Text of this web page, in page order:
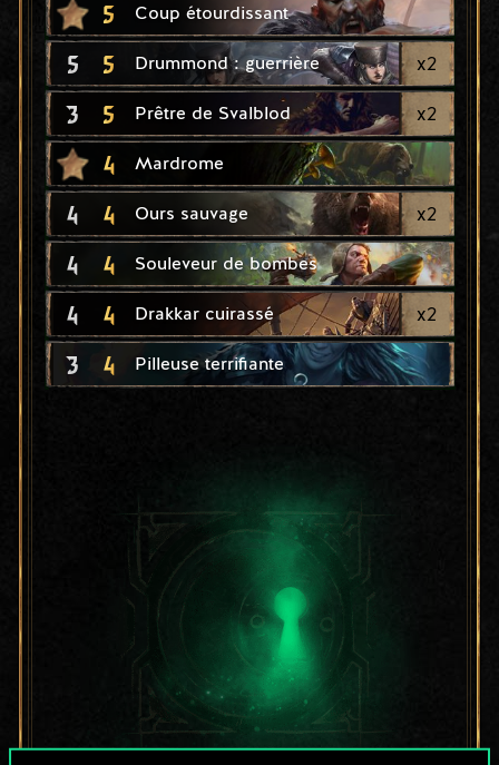
5 Coup étourdissant
5 5 Drummond : guerrière x2
3 5 Prêtre de Svalblod x2
4 Mardrome
4 4 Ours sauvage x2
4 4 Souleveur de bombes
4 4 Drakkar cuirassé x2
3 4 Pilleuse terrifiante